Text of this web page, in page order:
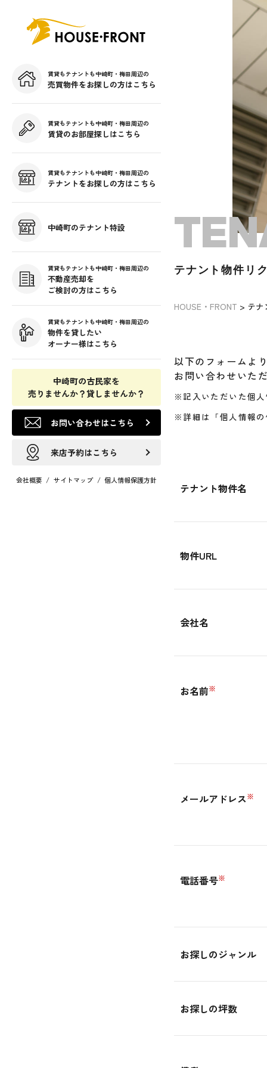
賃貸もテナントも中崎町・梅田周辺の
売買物件をお探しの方はこちら
賃貸もテナントも中崎町・梅田周辺の
賃貸のお部屋探しはこちら
賃貸もテナントも中崎町・梅田周辺の
テナントをお探しの方はこちら
中崎町のテナント特設
賃貸もテナントも中崎町・梅田周辺の
不動産売却を
ご検討の方はこちら
賃貸もテナントも中崎町・梅田周辺の
物件を貸したい
オーナー様はこちら
中崎町の古民家を
売りませんか？貸しませんか？
お問い合わせはこちら
来店予約はこちら
会社概要 / サイトマップ / 個人情報保護方針
テナント物件リ
HOUSE・FRONT > テナ
以下のフォームよ
お問い合わせいた
※記入いただいた個
※詳細は「個人情報
テナント物件名
物件URL
会社名
お名前※
メールアドレス※
電話番号※
お探しのジャンル
お探しの坪数